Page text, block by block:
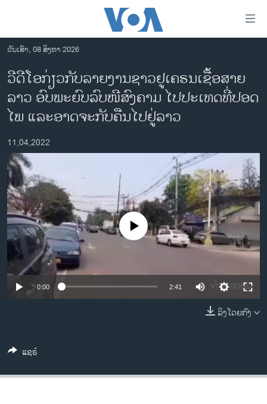
ເຂົ້າ
ຫາ
ຂ້າມ
ຂ້າມ
ຂ້າມ
ຫາ
ຊອກ
ຄົ້ນ
ລາວ
ອາເມຣິກາ
ການເລືອກຕັ້ງ ປະທານາທີບໍດີ ສະຫະລັດ 2024
ຂ່າວ​ຈີນ
ໂລກ
ເອເຊຍ
ອິດສະຫຼະພາບດ້ານການຂ່າວ
ຊີວິດຊາວລາວ
ຊຸມຊົນຊາວລາວ
ວິທະຍາສາດ-ເທັກໂນໂລຈີ
ທຸລະກິດ
ວີດີໂອ
ວັນເສົາ, 08 ສິງຫາ 2026
ວີດີໂອກ່ຽວກັບລາຍງານຊາວຢູເຄຣນເຊື້ອສາຍ
ລາວ ອົບພະຍົບລົບໜີສົງຄາມ ໄປປະເທດທີ່ປອດ
ໄພ ແລະອາດຈະກັບຄືນໄປຢູ່ລາວ
11,04,2022
No media source currently available
0:00 2:41
ລິງໂດຍກົງ
ແຊຣ໌